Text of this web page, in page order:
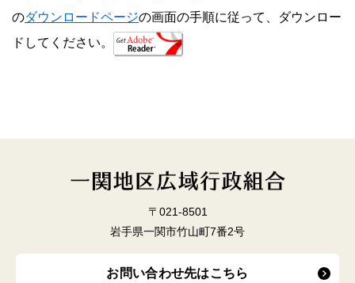
のダウンロードページの画面の手順に従って、ダウンロー
ドしてください。
〒021-8501
岩手県一関市竹山町7番2号
お問い合わせ先はこちら